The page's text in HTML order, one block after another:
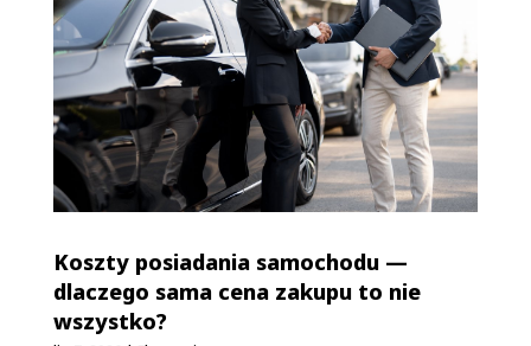
Koszty posiadania samochodu —
dlaczego sama cena zakupu to nie
wszystko?